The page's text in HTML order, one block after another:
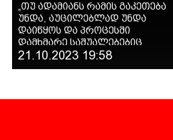
„თუ ადამიანს რამის გაკეთება
უნდა, აუცილებლად უნდა
დაიწყოს და პროცესში
დამხმარე საშუალებებიც
გამოჩნდება“-კახა გიორბელიძე,
კოპერატივი „ნერგები“
21.10.2023 19:58